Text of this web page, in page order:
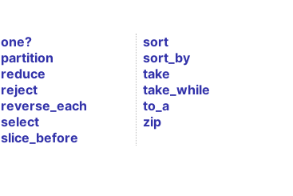
one?
partition
reduce
reject
reverse_each
select
slice_before
sort
sort_by
take
take_while
to_a
zip